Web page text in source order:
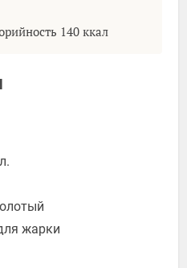
140 ккал
жарки